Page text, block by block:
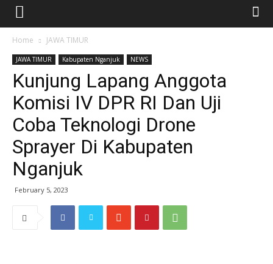
Home JAWA TIMUR
JAWA TIMUR Kabupaten Nganjuk NEWS
Kunjung Lapang Anggota
Komisi IV DPR RI Dan Uji
Coba Teknologi Drone
Sprayer Di Kabupaten
Nganjuk
February 5, 2023